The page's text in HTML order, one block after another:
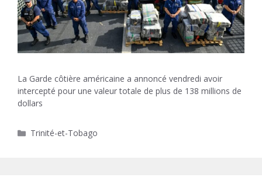
La Garde côtière américaine a annoncé vendredi avoir
intercepté pour une valeur totale de plus de 138 millions de
dollars
Catégories
Trinité-et-Tobago